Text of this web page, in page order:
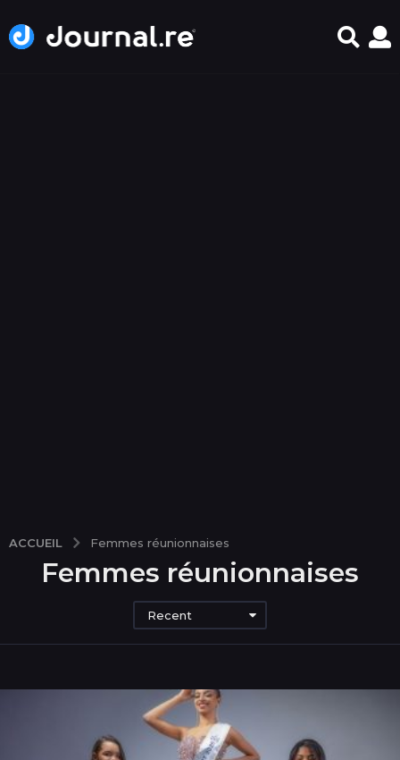
ACCUEIL Femmes réunionnaises
Femmes réunionnaises
Recent